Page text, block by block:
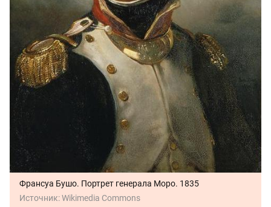
Франсуа Бушо. Портрет генерала Моро. 1835
Источник:Wikimedia Commons